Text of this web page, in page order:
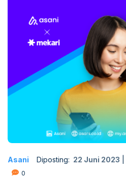
Asani Diposting: 22 Juni 2023
0